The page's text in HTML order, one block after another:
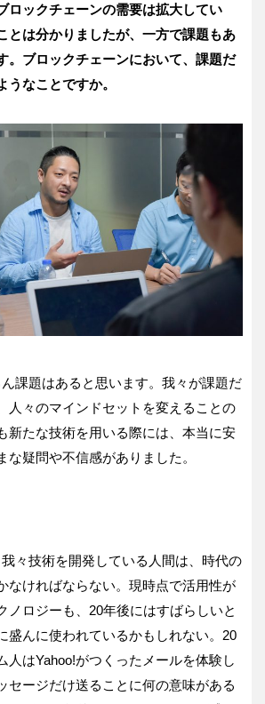
ロックチェーンの需要は拡大してい
とは分かりましたが、一方で課題もあ
。ブロックチェーンにおいて、課題だ
うなことですか。
ん課題はあると思います。我々が課題だ
人々のマインドセットを変えることの
新たな技術を用いる際には、本当に安
な疑問や不信感がありました。
々技術を開発している人間は、時代の
なければならない。現時点で活用性が
ノロジーも、20年後にはすばらしいと
盛んに使われているかもしれない。20
人はYahoo!がつくったメールを体験し
セージだけ送ることに何の意味がある